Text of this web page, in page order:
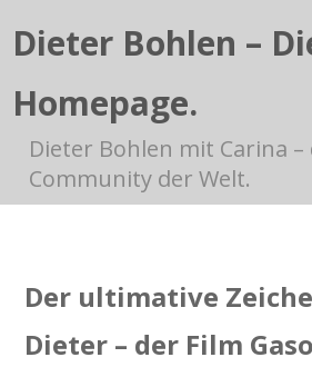
Dieter Bohlen –
Homepage.
Dieter Bohlen mit Carina
Community der Welt.
Der ultimative
Dieter – der Film